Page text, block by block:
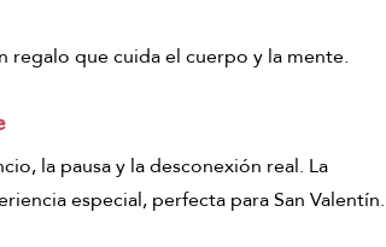
regalo que cuida el cuerpo y la mente.
la pausa y la desconexión real. La
especial, perfecta para San Valentín.